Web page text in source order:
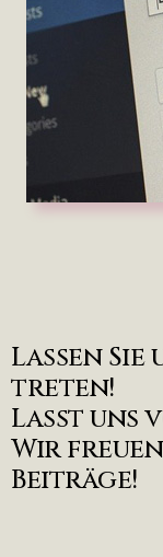
Lassen
treten!
Lasst uns
Wir
Beiträge!